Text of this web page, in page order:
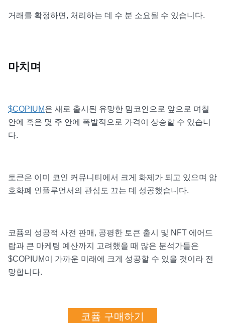
거래를 확정하면, 처리하는 데 수 분 소요될 수 있습니다.
마치며
$COPIUM은 새로 출시된 유망한 밈코인으로 앞으로 며칠
안에 혹은 몇 주 안에 폭발적으로 가격이 상승할 수 있습니
다.
토큰은 이미 코인 커뮤니티에서 크게 화제가 되고 있으며 암
호화폐 인플루언서의 관심도 끄는 데 성공했습니다.
코퓸의 성공적 사전 판매, 공평한 토큰 출시 및 NFT 에어드
랍과 큰 마케팅 예산까지 고려했을 때 많은 분석가들은
$COPIUM이 가까운 미래에 크게 성공할 수 있을 것이라 전
망합니다.
코퓸 구매하기